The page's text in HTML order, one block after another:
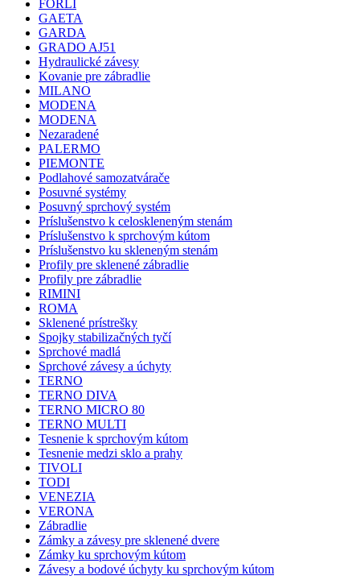
FORLI
GAETA
GARDA
GRADO AJ51
Hydraulické závesy
Kovanie pre zábradlie
MILANO
MODENA
MODENA
Nezaradené
PALERMO
PIEMONTE
Podlahové samozatvárače
Posuvné systémy
Posuvný sprchový systém
Príslušenstvo k celoskleneným stenám
Príslušenstvo k sprchovým kútom
Príslušenstvo ku skleneným stenám
Profily pre sklenené zábradlie
Profily pre zábradlie
RIMINI
ROMA
Sklenené prístrešky
Spojky stabilizačných tyčí
Sprchové madlá
Sprchové závesy a úchyty
TERNO
TERNO DIVA
TERNO MICRO 80
TERNO MULTI
Tesnenie k sprchovým kútom
Tesnenie medzi sklo a prahy
TIVOLI
TODI
VENEZIA
VERONA
Zábradlie
Zámky a závesy pre sklenené dvere
Zámky ku sprchovým kútom
Závesy a bodové úchyty ku sprchovým kútom